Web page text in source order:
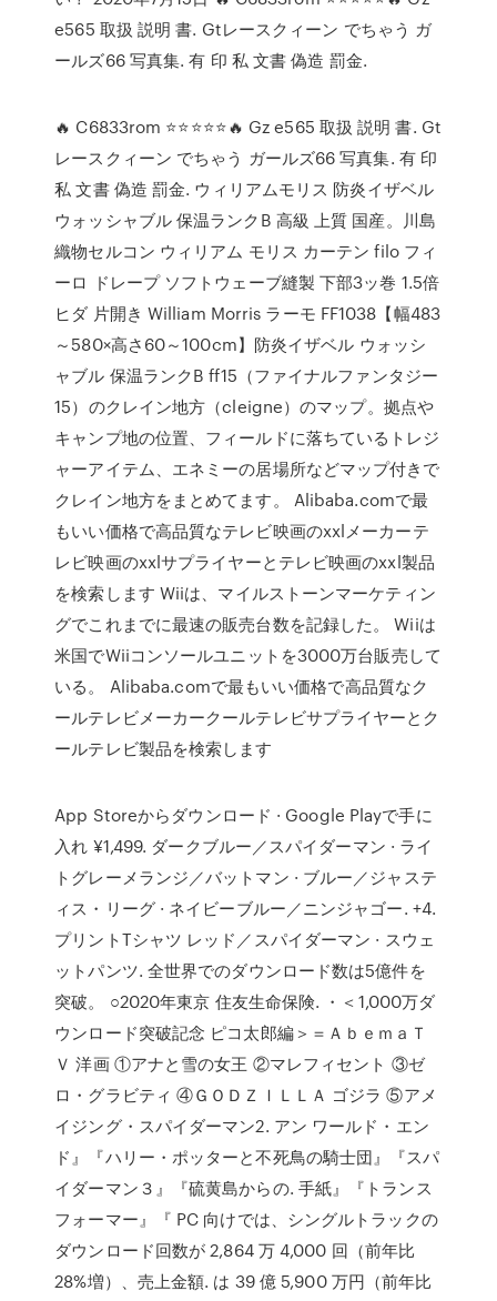
e565 取扱 説明 書. Gtレースクィーン でちゃう ガ
ールズ66 写真集. 有 印 私 文書 偽造 罰金.
🔥 C6833rom ⭐⭐⭐⭐⭐🔥 Gz e565 取扱 説明 書. Gt
レースクィーン でちゃう ガールズ66 写真集. 有 印
私 文書 偽造 罰金. ウィリアムモリス 防炎イザベル
ウォッシャブル 保温ランクB 高級 上質 国産。川島
織物セルコン ウィリアム モリス カーテン filo フィ
ーロ ドレープ ソフトウェーブ縫製 下部3ッ巻 1.5倍
ヒダ 片開き William Morris ラーモ FF1038【幅483
～580×高さ60～100cm】防炎イザベル ウォッシ
ャブル 保温ランクB ff15（ファイナルファンタジー
15）のクレイン地方（cleigne）のマップ。拠点や
キャンプ地の位置、フィールドに落ちているトレジ
ャーアイテム、エネミーの居場所などマップ付きで
クレイン地方をまとめてます。 Alibaba.comで最
もいい価格で高品質なテレビ映画のxxlメーカーテ
レビ映画のxxlサプライヤーとテレビ映画のxxl製品
を検索します Wiiは、マイルストーンマーケティン
グでこれまでに最速の販売台数を記録した。 Wiiは
米国でWiiコンソールユニットを3000万台販売して
いる。 Alibaba.comで最もいい価格で高品質なク
ールテレビメーカークールテレビサプライヤーとク
ールテレビ製品を検索します
App Storeからダウンロード · Google Playで手に
入れ ¥1,499. ダークブルー／スパイダーマン · ライ
トグレーメランジ／バットマン · ブルー／ジャステ
ィス・リーグ · ネイビーブルー／ニンジャゴー. +4.
プリントTシャツ レッド／スパイダーマン · スウェ
ットパンツ. 全世界でのダウンロード数は5億件を
突破。 ○2020年東京 住友生命保険. ・＜1,000万ダ
ウンロード突破記念 ピコ太郎編＞＝ＡｂｅｍａＴ
Ｖ 洋画 ①アナと雪の女王 ②マレフィセント ③ゼ
ロ・グラビティ ④ＧＯＤＺＩＬＬＡ ゴジラ ⑤アメ
イジング・スパイダーマン2. アン ワールド・エン
ド』『ハリー・ポッターと不死鳥の騎士団』『スパ
イダーマン３』『硫黄島からの. 手紙』『トランス
フォーマー』『 PC 向けでは、シングルトラックの
ダウンロード回数が 2,864 万 4,000 回（前年比
28%増）、売上金額. は 39 億 5,900 万円（前年比